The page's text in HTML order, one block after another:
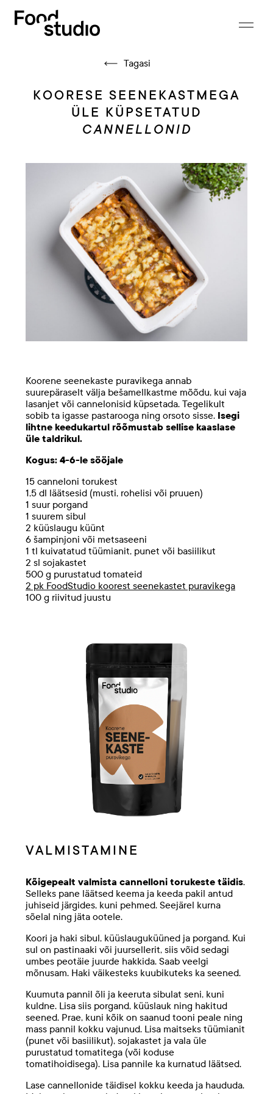
Tagasi
KOORESE SEENEKASTMEGA
ÜLE KÜPSETATUD
CANNELLONID
Koorene seenekaste puravikega annab
suurepäraselt välja bešamellkastme mõõdu, kui vaja
lasanjet või cannelonisid küpsetada. Tegelikult
sobib ta igasse pastarooga ning orsoto sisse. Isegi
lihtne keedukartul rõõmustab sellise kaaslase
üle taldrikul.
Kogus: 4-6-le sööjale
15 canneloni torukest
1,5 dl läätsesid (musti, rohelisi või pruuen)
1 suur porgand
1 suurem sibul
2 küüslaugu küünt
6 šampinjoni või metsaseeni
1 tl kuivatatud tüümianit, punet või basiilikut
2 sl sojakastet
500 g purustatud tomateid
2 pk FoodStudio koorest seenekastet puravikega
100 g riivitud juustu
VALMISTAMINE
Kõigepealt valmista cannelloni torukeste täidis.
Selleks pane läätsed keema ja keeda pakil antud
juhiseid järgides, kuni pehmed. Seejärel kurna
sõelal ning jäta ootele.
Koori ja haki sibul, küüslauguküüned ja porgand. Kui
sul on pastinaaki või juursellerit, siis võid sedagi
umbes peotäie juurde hakkida. Saab veelgi
mõnusam. Haki väikesteks kuubikuteks ka seened.
Kuumuta pannil õli ja keeruta sibulat seni, kuni
kuldne. Lisa siis porgand, küüslauk ning hakitud
seened. Prae, kuni kõik on saanud tooni peale ning
mass pannil kokku vajunud. Lisa maitseks tüümianit
(punet või basiilikut), sojakastet ja vala üle
purustatud tomatitega (või koduse
tomatihoidisega). Lisa pannile ka kurnatud läätsed.
Lase cannellonide täidisel kokku keeda ja haududa.